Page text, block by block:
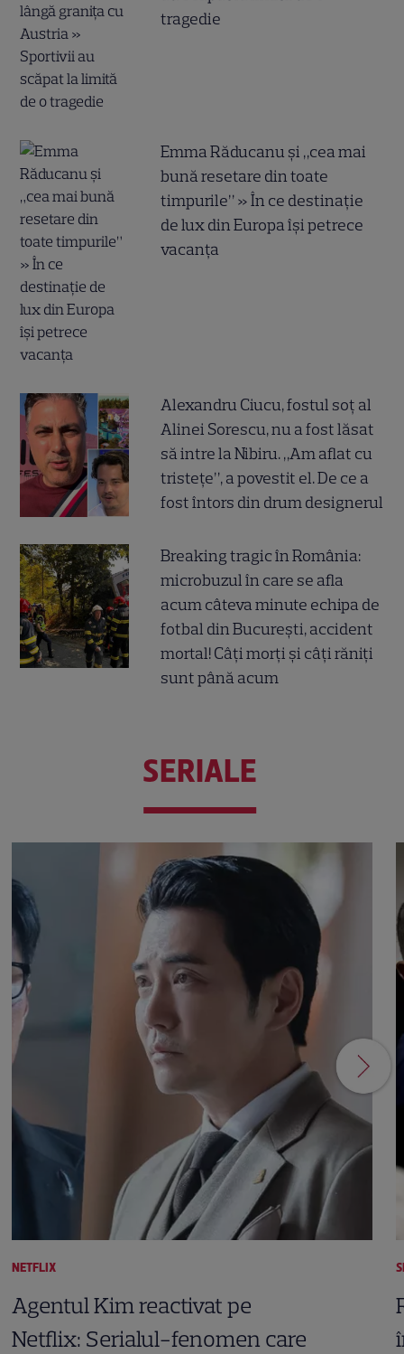
tragedie
Emma Răducanu și „cea mai
bună resetare din toate
timpurile” » În ce destinație
de lux din Europa își petrece
vacanța
Alexandru Ciucu, fostul soț al
Alinei Sorescu, nu a fost lăsat
să intre la Nibiru. „Am aflat cu
tristețe”, a povestit el. De ce a
fost întors din drum designerul
Breaking tragic în România:
microbuzul în care se afla
acum câteva minute echipa de
fotbal din București, accident
mortal! Câți morți și câți răniți
sunt până acum
SERIALE
NETFLIX
Agentul Kim reactivat pe
Netflix: Serialul-fenomen care